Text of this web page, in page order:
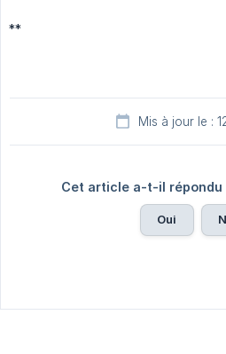
**
Mis à jour le :
Cet article a-t-il répondu
Oui